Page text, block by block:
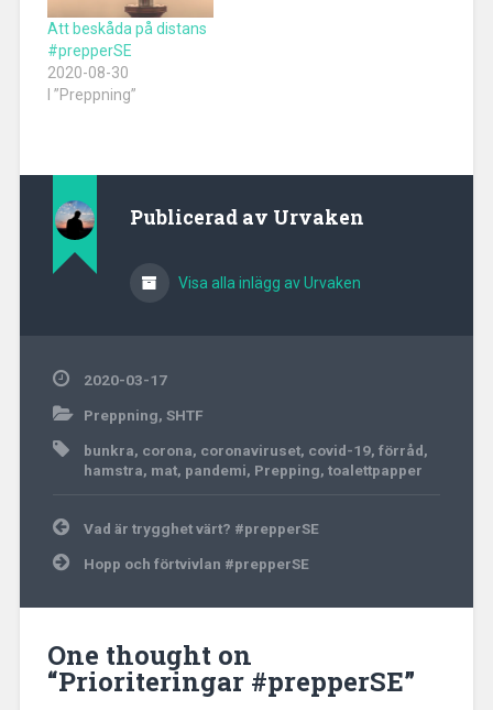
Att beskåda på distans
#prepperSE
2020-08-30
I ”Preppning”
Publicerad av Urvaken
Visa alla inlägg av Urvaken
2020-03-17
Preppning, SHTF
bunkra, corona, coronaviruset, covid-19, förråd,
hamstra, mat, pandemi, Prepping, toalettpapper
Inläggsnavigering
Vad är trygghet värt? #prepperSE
Hopp och förtvivlan #prepperSE
One thought on
“Prioriteringar #prepperSE”